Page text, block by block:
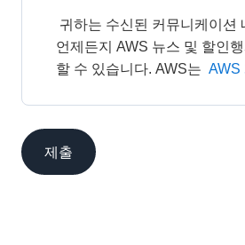
언제든지 AWS 뉴스 및 할인
할 수 있습니다. AWS는 AWS
제출